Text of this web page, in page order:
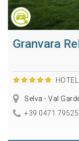
Granvara
HOTEL
Selva - Val
+39 0471